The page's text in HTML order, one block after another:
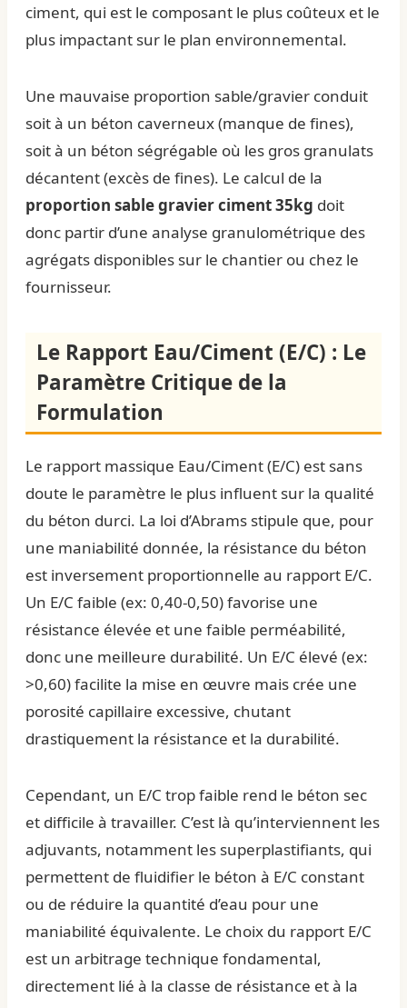
ciment, qui est le composant le plus coûteux et le
plus impactant sur le plan environnemental.
Une mauvaise proportion sable/gravier conduit
soit à un béton caverneux (manque de fines),
soit à un béton ségrégable où les gros granulats
décantent (excès de fines). Le calcul de la
proportion sable gravier ciment 35kg doit
donc partir d’une analyse granulométrique des
agrégats disponibles sur le chantier ou chez le
fournisseur.
Le Rapport Eau/Ciment (E/C) : Le
Paramètre Critique de la
Formulation
Le rapport massique Eau/Ciment (E/C) est sans
doute le paramètre le plus influent sur la qualité
du béton durci. La loi d’Abrams stipule que, pour
une maniabilité donnée, la résistance du béton
est inversement proportionnelle au rapport E/C.
Un E/C faible (ex: 0,40-0,50) favorise une
résistance élevée et une faible perméabilité,
donc une meilleure durabilité. Un E/C élevé (ex:
>0,60) facilite la mise en œuvre mais crée une
porosité capillaire excessive, chutant
drastiquement la résistance et la durabilité.
Cependant, un E/C trop faible rend le béton sec
et difficile à travailler. C’est là qu’interviennent les
adjuvants, notamment les superplastifiants, qui
permettent de fluidifier le béton à E/C constant
ou de réduire la quantité d’eau pour une
maniabilité équivalente. Le choix du rapport E/C
est un arbitrage technique fondamental,
directement lié à la classe de résistance et à la